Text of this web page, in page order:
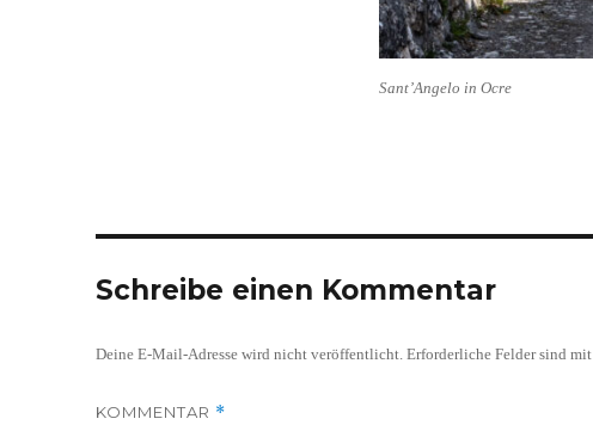
Sant’Angelo in Ocre
Schreibe einen Kommentar
Deine E-Mail-Adresse wird nicht veröffentlicht. Erforderliche Felder sind mit
KOMMENTAR *